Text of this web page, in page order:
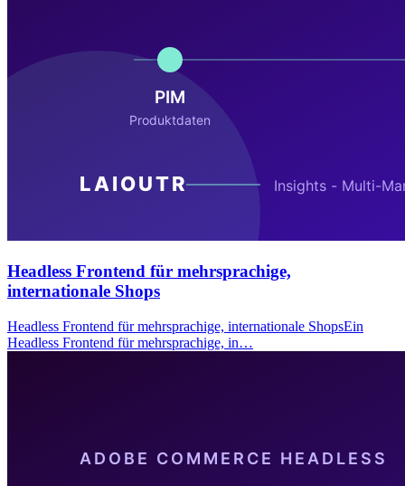
Headless Frontend für mehrsprachige,
internationale Shops
Headless Frontend für mehrsprachige, internationale ShopsEin
Headless Frontend für mehrsprachige, in…